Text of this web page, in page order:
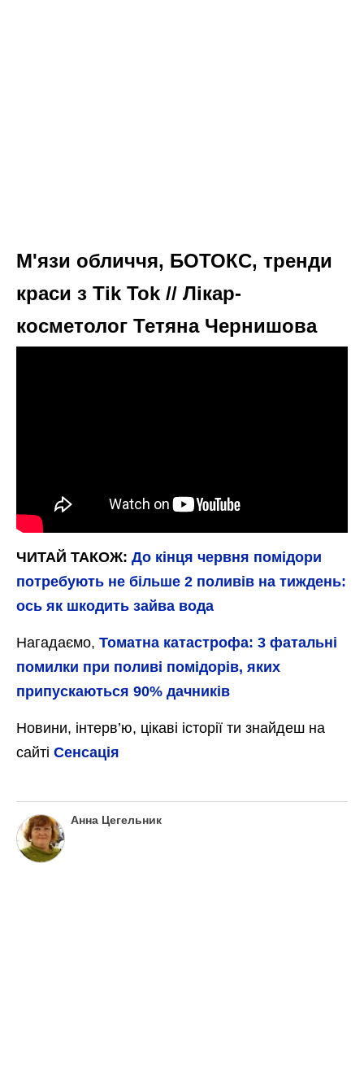
М'язи обличчя, БОТОКС, тренди
краси з Tik Tok // Лікар-
косметолог Тетяна Чернишова
ЧИТАЙ ТАКОЖ: До кінця червня помідори
потребують не більше 2 поливів на тиждень:
ось як шкодить зайва вода
Нагадаємо, Томатна катастрофа: 3 фатальні
помилки при поливі помідорів, яких
припускаються 90% дачників
Новини, інтерв’ю, цікаві історії ти знайдеш на
сайті Сенсація
Анна Цегельник